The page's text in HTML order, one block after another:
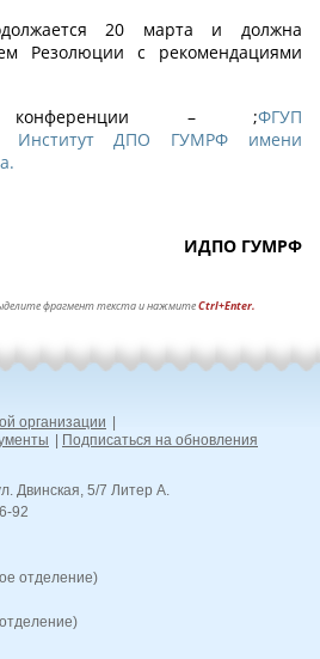
20 марта и должна
Резолюции с рекомендациями
конференции – ;ФГУП
Институт ДПО ГУМРФ имени
ИДПО ГУМРФ
фрагмент текста и нажмитеCtrl+Enter.
организации
Подписаться на обновления
Двинская, 5/7 Литер А.
92
отделение)